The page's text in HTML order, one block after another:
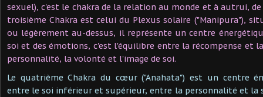
sexuel), c'est le chakra de la relation au monde et à autrui, de
troisième Chakra est celui du Plexus solaire ("Manipura"),
ou légèrement au-dessus, il représente un centre
soi et des émotions, c'est l'équilibre entre la récompense et
personnalité, la volonté et l'image de soi.
Le quatrième Chakra du cœur ("Anahata") est un centre
entre le soi inférieur et supérieur, entre la personnalité et la